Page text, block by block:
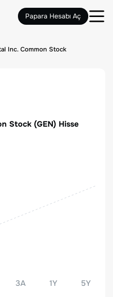
Papara Hesabı Aç
Inc. Common Stock
Stock (GEN) Hisse
3A 1Y 5Y